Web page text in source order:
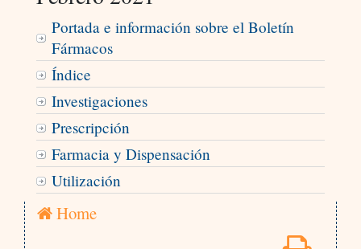
Portada e información sobre el Boletín
Fármacos
Índice
Investigaciones
Prescripción
Farmacia y Dispensación
Utilización
Home